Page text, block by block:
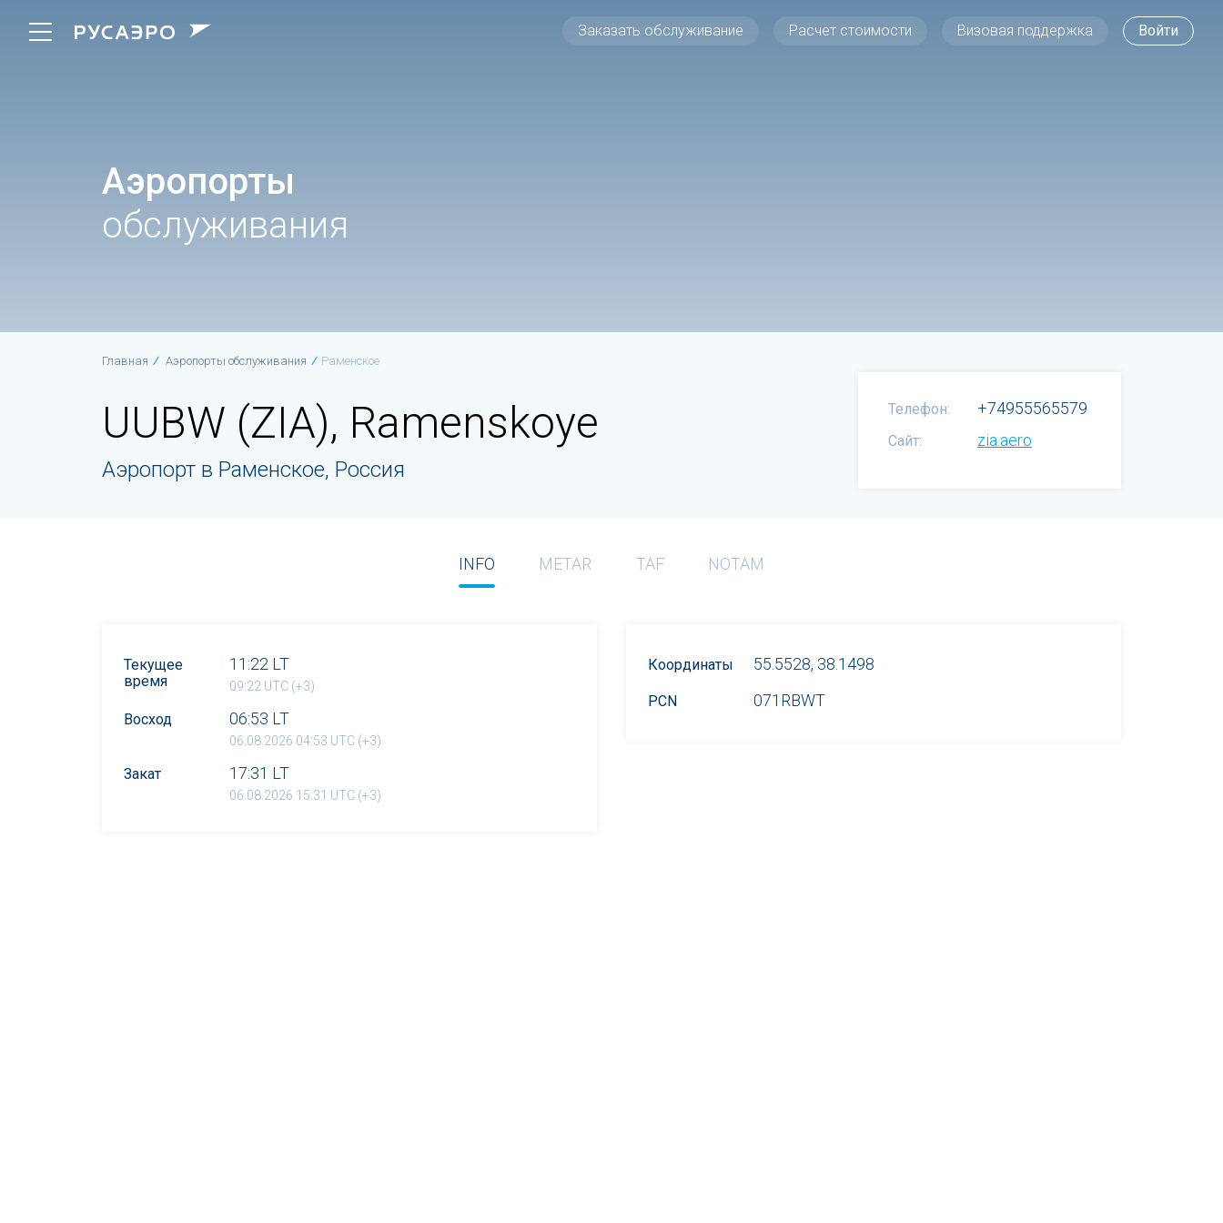
Заказать обслуживание Расчет стоимости Визовая поддержка Войти
Аэропорты
обслуживания
Главная Аэропорты обслуживания Раменское
UUBW (ZIA), Ramenskoye
Аэропорт в Раменское, Россия
Телефон: +74955565579
Сайт: zia.aero
INFO METAR TAF NOTAM
Текущее
время
11:22 LT
09:22 UTC (+3)
Восход 06:53 LT
06.08.2026 04:53 UTC (+3)
Закат 17:31 LT
06.08.2026 15:31 UTC (+3)
Координаты 55.5528, 38.1498
PCN 071RBWT